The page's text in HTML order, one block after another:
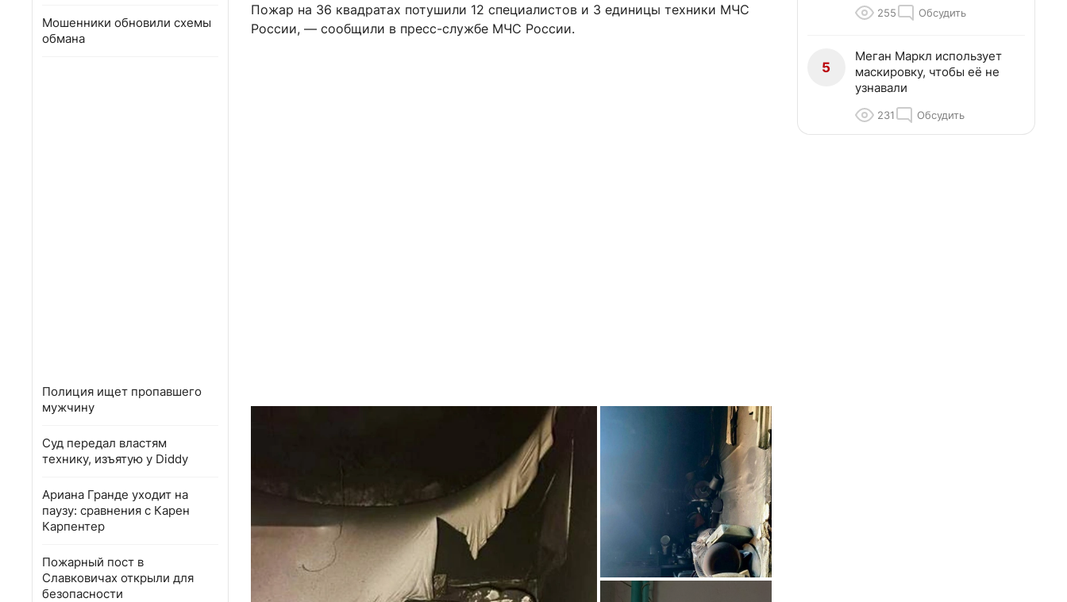
Мошенники обновили схемы
обмана
Полиция ищет пропавшего
мужчину
Суд передал властям
технику, изъятую у Diddy
Ариана Гранде уходит на
паузу: сравнения с Карен
Карпентер
Пожарный пост в
Славковичах открыли для
безопасности
Пожар на 36 квадратах потушили 12 специалистов и 3 единицы техники МЧС
России, — сообщили в пресс-службе МЧС России.
255 Обсудить
5
Меган Маркл использует
маскировку, чтобы её не
узнавали
231 Обсудить